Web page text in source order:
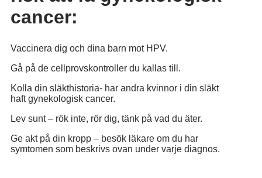
cancer:
Vaccinera dig och dina barn mot HPV.
Gå på de cellprovskontroller du kallas till.
Kolla din släkthistoria- har andra kvinnor i din släkt
haft gynekologisk cancer.
Lev sunt – rök inte, rör dig, tänk på vad du äter.
Ge akt på din kropp – besök läkare om du har
symtomen som beskrivs ovan under varje diagnos.